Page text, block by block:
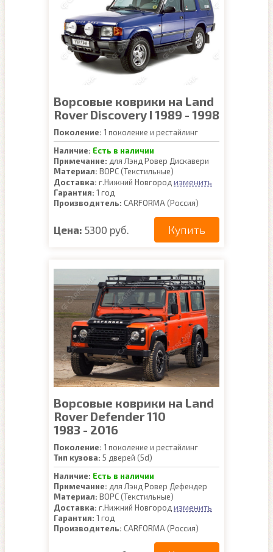
Ворсовые коврики на Land
Rover Discovery I 1989 - 1998
Поколение: 1 поколение и рестайлинг
Наличие: Есть в наличии
Примечание: для Лэнд Ровер Дискавери
Материал: ВОРС (Текстильные)
Доставка: г.Нижний Новгород изменить
Гарантия: 1 год
Производитель: CARFORMA (Россия)
Цена: 5300 руб. Купить
Ворсовые коврики на Land
Rover Defender 110
1983 - 2016
Поколение: 1 поколение и рестайлинг
Тип кузова: 5 дверей (5d)
Наличие: Есть в наличии
Примечание: для Лэнд Ровер Дефендер
Материал: ВОРС (Текстильные)
Доставка: г.Нижний Новгород изменить
Гарантия: 1 год
Производитель: CARFORMA (Россия)